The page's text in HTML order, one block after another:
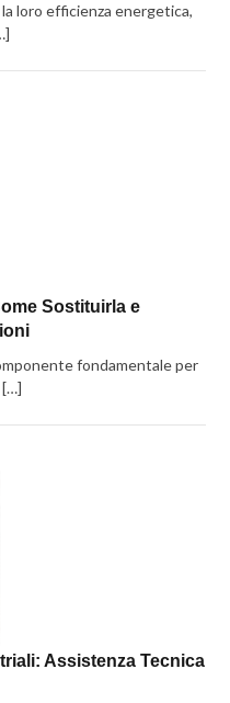
loro efficienza energetica,
Sostituirla e
fondamentale per
[…]
Assistenza Tecnica